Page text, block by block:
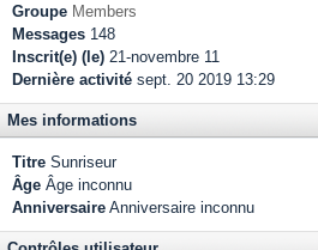
Groupe Members
Messages 148
Inscrit(e) (le) 21-novembre 11
Dernière activité sept. 20 2019 13:29
Mes informations
Titre Sunriseur
Âge Âge inconnu
Anniversaire Anniversaire inconnu